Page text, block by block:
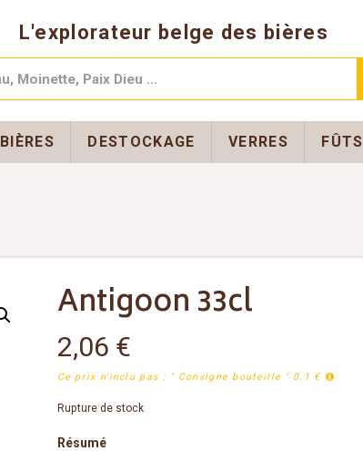
L'explorateur belge des bières
BIÈRES DESTOCKAGE VERRES FÛTS
Antigoon 33cl
2,06 €
Ce prix n'inclu pas : " Consigne bouteille " 0.1 €
Rupture de stock
Résumé